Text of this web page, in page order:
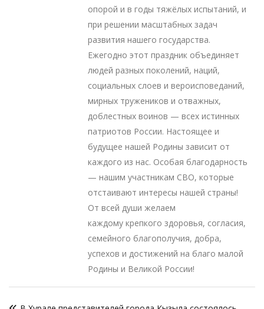
опорой и в годы тяжёлых испытаний, и
при решении масштабных задач
развития нашего государства.
Ежегодно этот праздник объединяет
людей разных поколений, наций,
социальных слоев и вероисповеданий,
мирных тружеников и отважных,
доблестных воинов — всех истинных
патриотов России. Настоящее и
будущее нашей Родины зависит от
каждого из нас. Особая благодарность
— нашим участникам СВО, которые
отстаивают интересы нашей страны!
От всей души желаем
каждому крепкого здоровья, согласия,
семейного благополучия, добра,
успехов и достижений на благо малой
Родины и Великой России!